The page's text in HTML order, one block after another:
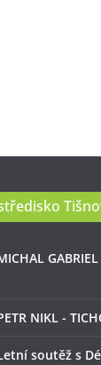
GABRIEL
NIKL -
soutěž s